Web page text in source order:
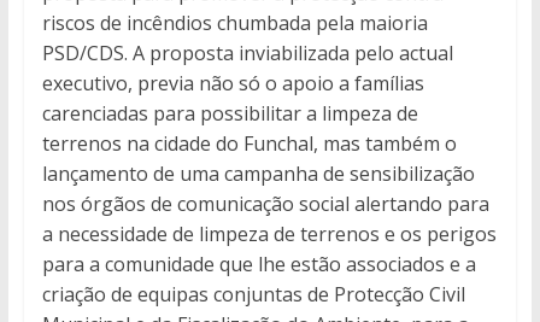
riscos de incêndios chumbada pela maioria
PSD/CDS. A proposta inviabilizada pelo actual
executivo, previa não só o apoio a famílias
carenciadas para possibilitar a limpeza de
terrenos na cidade do Funchal, mas também o
lançamento de uma campanha de sensibilização
nos órgãos de comunicação social alertando para
a necessidade de limpeza de terrenos e os perigos
para a comunidade que lhe estão associados e a
criação de equipas conjuntas de Protecção Civil